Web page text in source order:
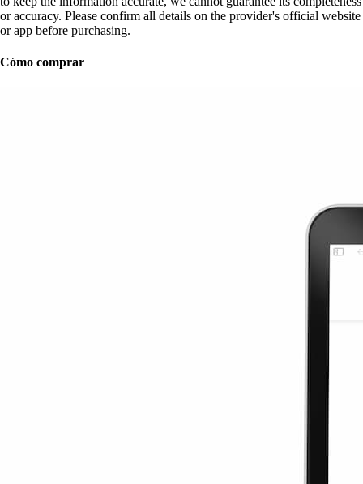
or accuracy. Please confirm all details on the provider's official website
or app before purchasing.
Cómo comprar